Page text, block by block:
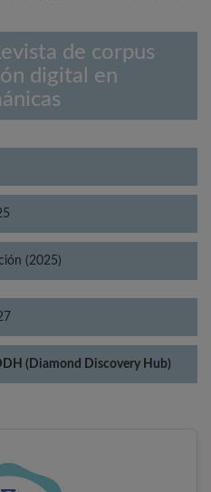
de corpus
digital en
(2025)
(Diamond Discovery Hub)